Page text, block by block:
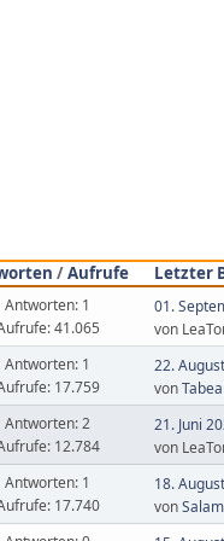
/Aufrufe
Letzter
Antworten: 1
41.065
01.
von
Antworten: 1
17.759
22.
von
Antworten: 2
12.784
21. Juni
von
Antworten: 1
17.740
18.
von